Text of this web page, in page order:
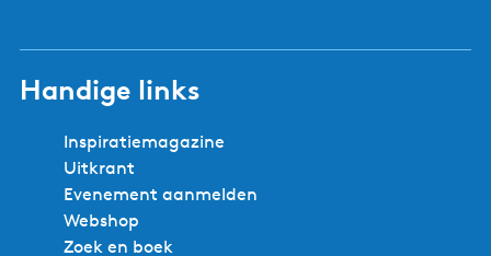
Handige links
Inspiratiemagazine
Uitkrant
Evenement aanmelden
Webshop
Zoek en boek